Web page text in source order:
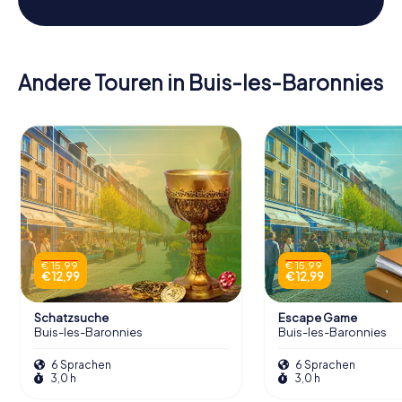
Andere Touren in Buis-les-Baronnies
€ 15,99
€ 12,99
Schatzsuche
Buis-les-Baronnies
6 Sprachen
3,0 h
€ 15,99
€ 12,99
Escape Game
Buis-les-Baronnies
6 Sprachen
3,0 h